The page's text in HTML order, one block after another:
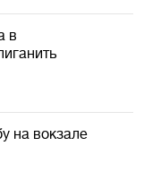
в
на вокзале